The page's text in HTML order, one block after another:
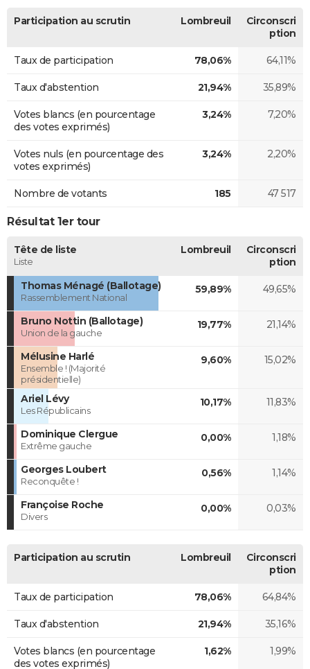
Participation au scrutin Lombreuil
Circonscri
ption
Taux de participation 78,06% 64,11%
Taux d'abstention 21,94% 35,89%
Votes blancs (en pourcentage
des votes exprimés)
3,24% 7,20%
Votes nuls (en pourcentage des
votes exprimés)
3,24% 2,20%
Nombre de votants 185 47 517
Résultat 1er tour
Tête de liste
Liste
Lombreuil
Circonscri
ption
Thomas Ménagé (Ballotage)
Rassemblement National
59,89% 49,65%
Bruno Nottin (Ballotage)
Union de la gauche
19,77% 21,14%
Mélusine Harlé
Ensemble ! (Majorité
présidentielle)
9,60% 15,02%
Ariel Lévy
Les Républicains
10,17% 11,83%
Dominique Clergue
Extrême gauche
0,00% 1,18%
Georges Loubert
Reconquête !
0,56% 1,14%
Françoise Roche
Divers
0,00% 0,03%
Participation au scrutin Lombreuil
Circonscri
ption
Taux de participation 78,06% 64,84%
Taux d'abstention 21,94% 35,16%
Votes blancs (en pourcentage
des votes exprimés)
1,62% 1,99%